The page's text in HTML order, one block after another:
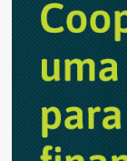
Operação
Keres